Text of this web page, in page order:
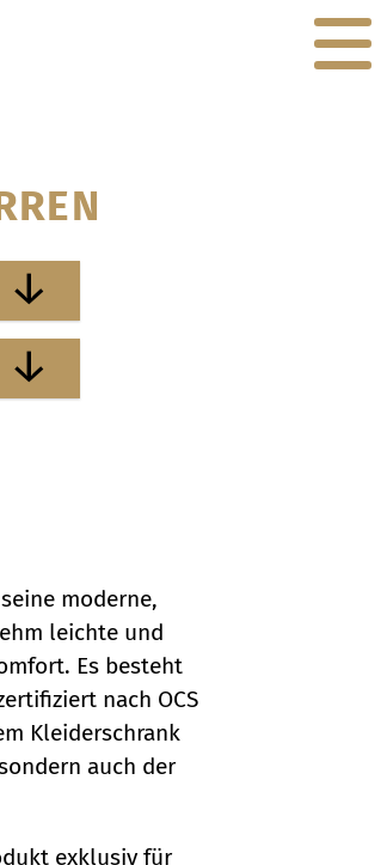
moderne,
leichte und
Es besteht
nach OCS
Kleiderschrank
auch der
exklusiv für